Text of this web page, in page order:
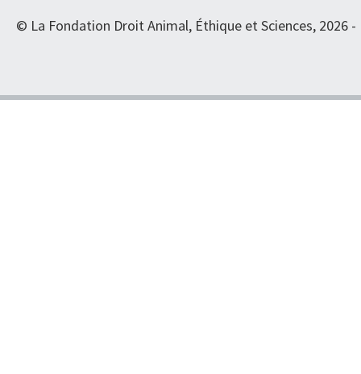
© La Fondation Droit Animal, Éthique et Sciences, 2026 -